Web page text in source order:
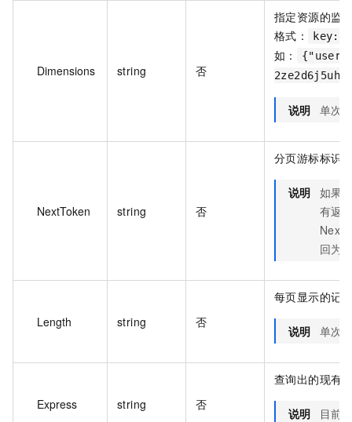
Dimensions string 否
指定资源的监
格式：
如：
说明 单次
NextToken string 否
分页游标标识
说明 如果
有返
回为
Length string 否
每页显示的记
说明 单次
Express string 否
查询出的现有
说明 目前